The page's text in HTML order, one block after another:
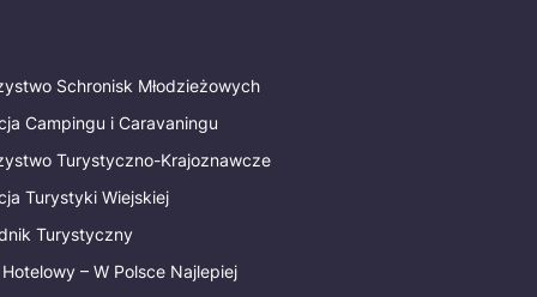
Schronisk Młodzieżowych
Campingu i Caravaningu
Turystyczno-Krajoznawcze
Turystyki Wiejskiej
Turystyczny
– W Polsce Najlepiej